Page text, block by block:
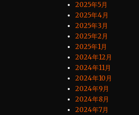
2025年5月
2025年4月
2025年3月
2025年2月
2025年1月
2024年12月
2024年11月
2024年10月
2024年9月
2024年8月
2024年7月